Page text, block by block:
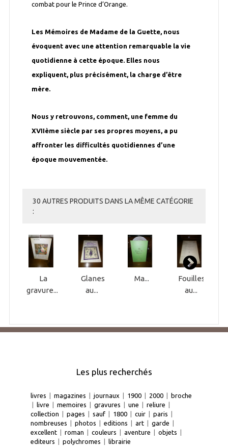
combat pour le Prince d’Orange.
Les Mémoires de Madame de la Guette, nous
évoquent avec une attention remarquable la vie
quotidienne à cette époque. Elles nous
expliquent, plus précisément, la charge d’être
mère.
Nous y retrouvons, comment, une femme du
XVIIème siècle par ses propres moyens, a pu
affronter les difficultés quotidiennes d’une
époque mouvementée.
30 AUTRES PRODUITS DANS LA MÊME CATÉGORIE
:
La
gravure...
Glanes
au...
Ma...
Fouilles
au...
Les plus recherchés
livres magazines journaux 1900 2000
broche
livre memoires gravures une reliure
collection
pages sauf 1800 cuir paris
nombreuses
photos editions art garde
excellent
roman couleurs aventure objets
editeurs
polychromes librairie